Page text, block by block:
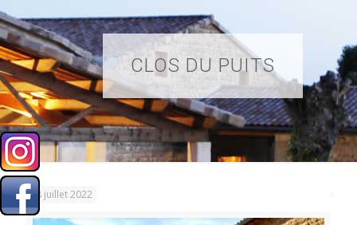
CLOS DU PUITS
18 juillet 2022